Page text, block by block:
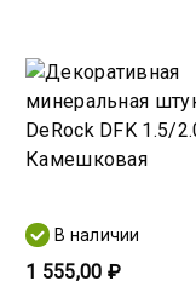
В наличии
1 555,00 ₽